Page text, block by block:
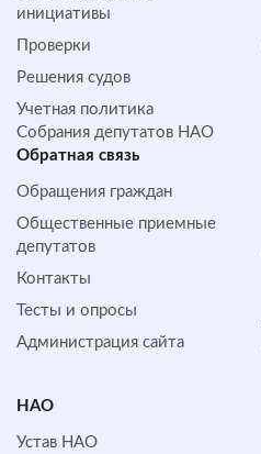
инициативы
Проверки
Решения судов
Учетная политика
Собрания депутатов НАО
Обратная cвязь
Обращения граждан
Общественные приемные
депутатов
Контакты
Тесты и опросы
Администрация сайта
НАО
Устав НАО